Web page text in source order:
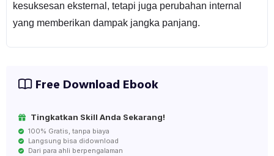
kesuksesan eksternal, tetapi juga perubahan internal
yang memberikan dampak jangka panjang.
Free Download Ebook
Tingkatkan Skill Anda Sekarang!
100% Gratis, tanpa biaya
Langsung bisa didownload
Dari para ahli berpengalaman